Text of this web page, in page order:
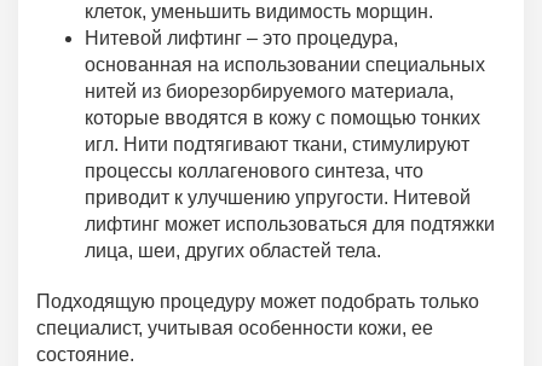
клеток, уменьшить видимость морщин.
Нитевой лифтинг – это процедура,
основанная на использовании специальных
нитей из биорезорбируемого материала,
которые вводятся в кожу с помощью тонких
игл. Нити подтягивают ткани, стимулируют
процессы коллагенового синтеза, что
приводит к улучшению упругости. Нитевой
лифтинг может использоваться для подтяжки
лица, шеи, других областей тела.
Подходящую процедуру может подобрать только
специалист, учитывая особенности кожи, ее
состояние.